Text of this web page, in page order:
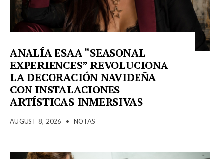
ANALÍA ESAA “SEASONAL
EXPERIENCES” REVOLUCIONA
LA DECORACIÓN NAVIDEÑA
CON INSTALACIONES
ARTÍSTICAS INMERSIVAS
AUGUST 8, 2026 • NOTAS